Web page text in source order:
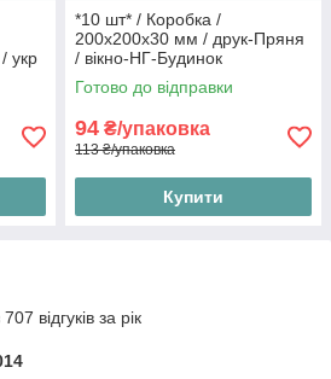
укр
*10 шт* / Коробка /
200х200х30 мм / друк-Пряня
/ вікно-НГ-Будинок
Готово до відправки
94 ₴/упаковка
113 ₴/упаковка
Купити
відгуків за рік